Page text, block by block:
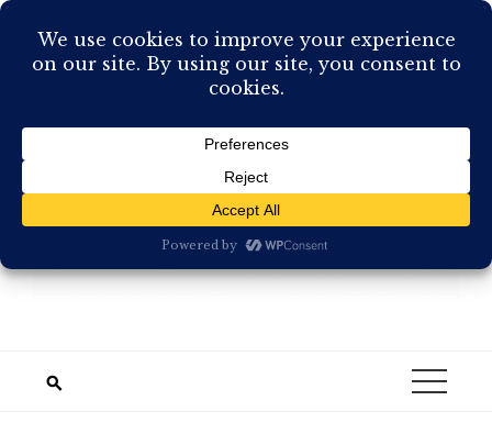
Skip
content